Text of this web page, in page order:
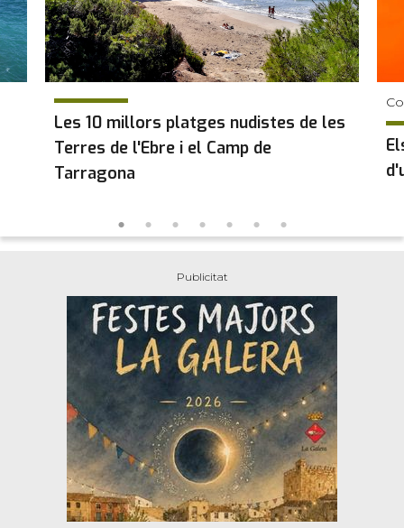
Les 10 millors platges nudistes de les
Terres de l'Ebre i el Camp de
Tarragona